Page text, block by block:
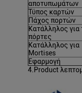
αποτυπωμάτων
Τύπος καρτών
Πάχος πορτών
Κατάλληλος για
πόρτες
Κατάλληλος για
Mortises
Εφαρμογή
4.Product